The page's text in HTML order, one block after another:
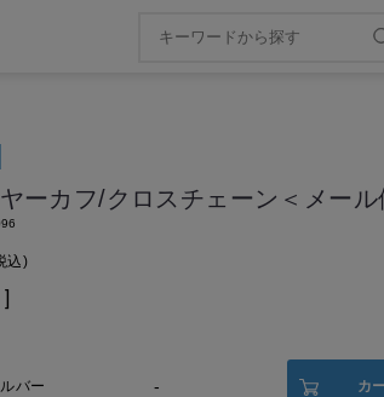
ーカフ/クロスチェーン＜メール
込
バー - カ